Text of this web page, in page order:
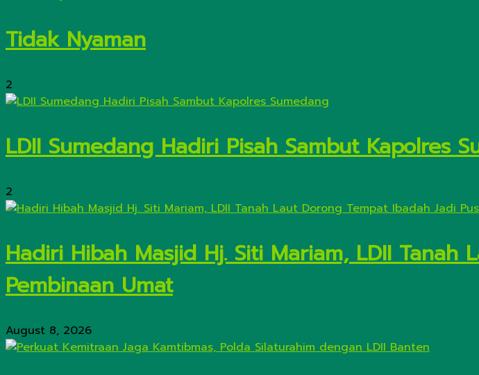
Tidak Nyaman
2
LDII Sumedang Hadiri Pisah Sambut Kapolres
2
Hadiri Hibah Masjid Hj. Siti Mariam, LDII Tanah
Pembinaan Umat
August 8, 2026